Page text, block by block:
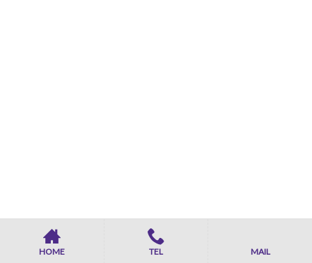
HOME TEL MAIL